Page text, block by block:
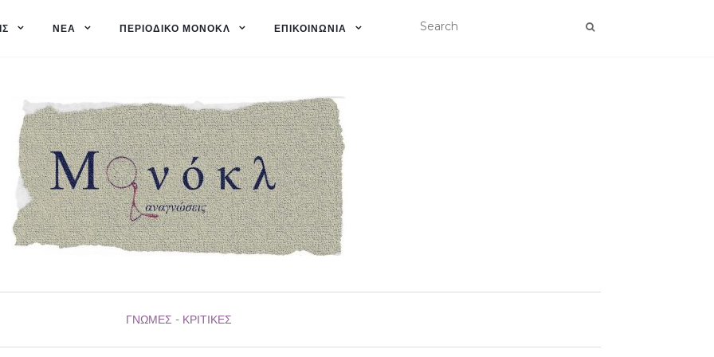
ΝΈΑ ΠΕΡΙΟΔΙΚΌ ΜΟΝΌΚΛ ΕΠΙΚΟΙΝΩΝΊΑ
ΓΝΏΜΕΣ - ΚΡΙΤΙΚΈΣ